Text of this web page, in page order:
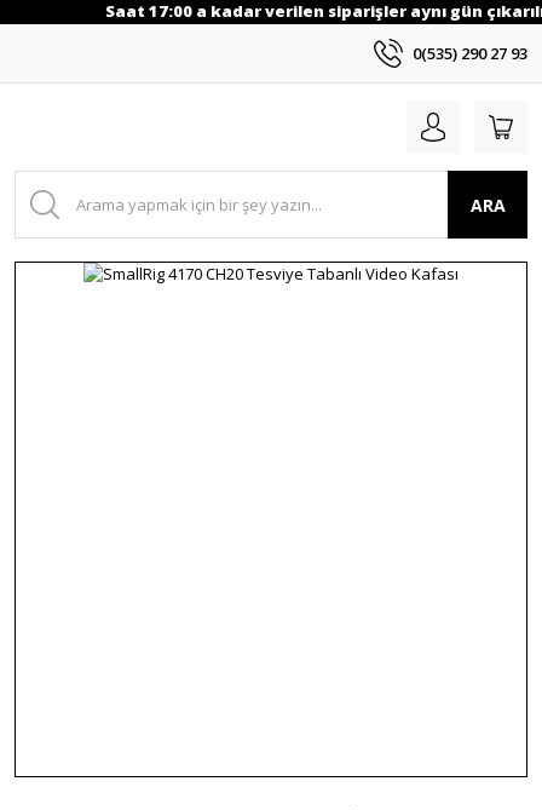
Saat 17:00 a kadar verilen siparişler aynı gün
0(535) 290 27 93
ARA